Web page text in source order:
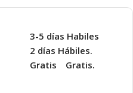
3-5 días Habiles
2 días Hábiles.
Gratis
Gratis.